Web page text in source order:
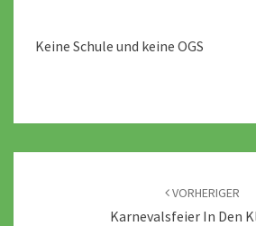
Keine Schule und keine OGS
VORHERIGER
Karnevalsfeier In Den